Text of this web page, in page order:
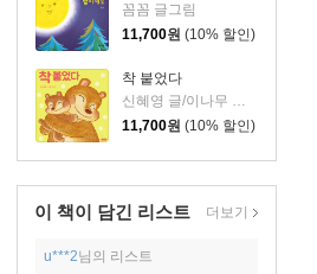
꼼꼼 글그림
11,700원 (10% 할인)
착 붙었다
신혜영 글/이나무 그림
11,700원 (10% 할인)
이 책이 담긴 리스트 더보기
u***2님의 리스트